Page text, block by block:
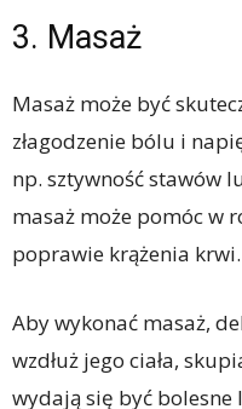
3. Masaż
Masaż może być
złagodzenie bólu i
np. sztywność stawów
masaż może pomóc w
poprawie krążenia krwi.
Aby wykonać masaż,
wzdłuż jego ciała,
wydają się być